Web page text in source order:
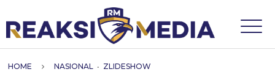
HOME NASIONAL • ZLIDESHOW